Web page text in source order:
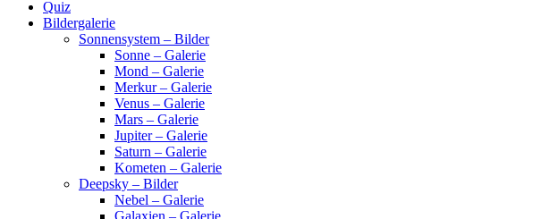
Quiz
Bildergalerie
Sonnensystem – Bilder
Sonne – Galerie
Mond – Galerie
Merkur – Galerie
Venus – Galerie
Mars – Galerie
Jupiter – Galerie
Saturn – Galerie
Kometen – Galerie
Deepsky – Bilder
Nebel – Galerie
Galaxien – Galerie